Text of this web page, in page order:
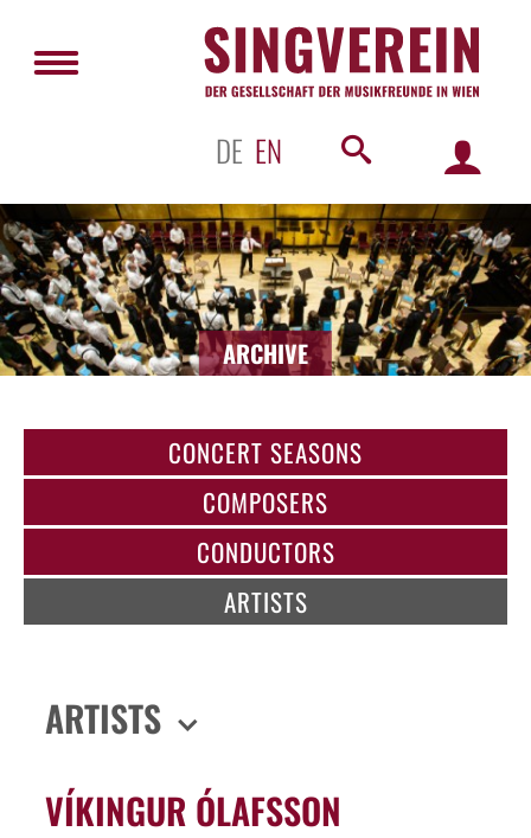
DE EN
ARCHIVE
CONCERT SEASONS
COMPOSERS
CONDUCTORS
ARTISTS
ARTISTS
VÍKINGUR ÓLAFSSON